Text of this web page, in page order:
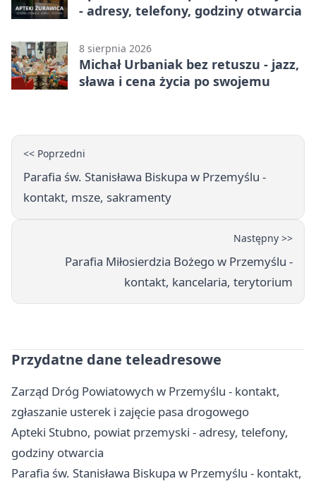
- adresy, telefony, godziny otwarcia
8 sierpnia 2026
Michał Urbaniak bez retuszu - jazz,
sława i cena życia po swojemu
<< Poprzedni
Parafia św. Stanisława Biskupa w Przemyślu -
kontakt, msze, sakramenty
Następny >>
Parafia Miłosierdzia Bożego w Przemyślu -
kontakt, kancelaria, terytorium
Przydatne dane teleadresowe
Zarząd Dróg Powiatowych w Przemyślu - kontakt,
zgłaszanie usterek i zajęcie pasa drogowego
Apteki Stubno, powiat przemyski - adresy, telefony,
godziny otwarcia
Parafia św. Stanisława Biskupa w Przemyślu - kontakt,